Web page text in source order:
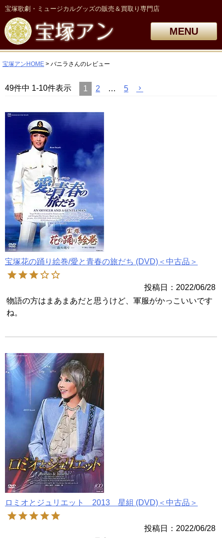
宝塚歌劇・ミュージカルグッズの販売＆買取り専門店
MENU
宝塚アンHOME バニラさんのレビュー
49件中 1-10件表示 1 2 … 5
宝塚花の踊り絵巻/愛と青春の旅だち (DVD)＜中古品＞
投稿日
2022/06/28
物語の方はまあまあだと思うけど、軍服がかっこいいです
ね。
ロミオとジュリエット 2013 星組 (DVD)＜中古品＞
投稿日
2022/06/28